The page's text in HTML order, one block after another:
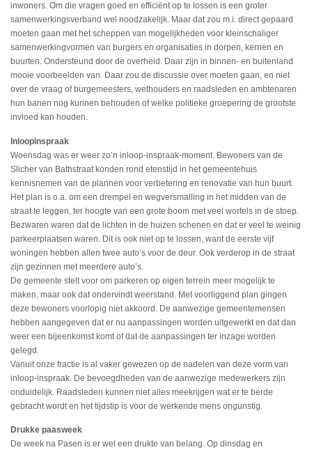
inwoners. Om die vragen goed en efficiënt op te lossen is een groter
samenwerkingsverband wel noodzakelijk. Maar dat zou m.i. direct gepaard
moeten gaan met het scheppen van mogelijkheden voor kleinschaliger
samenwerkingvormen van burgers en organisaties in dorpen, kernen en
buurten. Ondersteund door de overheid. Daar zijn in binnen- en buitenland
mooie voorbeelden van. Daar zou de discussie over moeten gaan, en niet
over de vraag of burgemeesters, wethouders en raadsleden en ambtenaren
hun banen nog kunnen behouden of welke politieke groepering de grootste
invloed kan houden.
Inloopinspraak
Woensdag was er weer zo’n inloop-inspraak-moment. Bewoners van de
Slicher van Bathstraat konden rond etenstijd in het gemeentehuis
kennisnemen van de plannen voor verbetering en renovatie van hun buurt.
Het plan is o.a. om een drempel en wegversmalling in het midden van de
straat te leggen, ter hoogte van een grote boom met veel wortels in de stoep.
Bezwaren waren dat de lichten in de huizen schenen en dat er veel te weinig
parkeerplaatsen waren. Dit is ook niet op te lossen, want de eerste vijf
woningen hebben allen twee auto’s voor de deur. Ook verderop in de straat
zijn gezinnen met meerdere auto’s.
De gemeente stelt voor om parkeren op eigen terrein meer mogelijk te
maken, maar ook dat ondervindt weerstand. Met voorliggend plan gingen
deze bewoners voorlopig niet akkoord. De aanwezige gemeentemensen
hebben aangegeven dat er nu aanpassingen worden uitgewerkt en dat dan
weer een bijeenkomst komt of dat de aanpassingen ter inzage worden
gelegd.
Vanuit onze fractie is al vaker gewezen op de nadelen van deze vorm van
inloop-inspraak. De bevoegdheden van de aanwezige medewerkers zijn
onduidelijk. Raadsleden kunnen niet alles meekrijgen wat er te berde
gebracht wordt en het tijdstip is voor de werkende mens ongunstig.
Drukke paasweek
De week na Pasen is er wel een drukte van belang. Op dinsdag en